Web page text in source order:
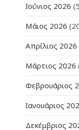
Ιούνιος 2026
Μάιος 2026
Απρίλιος 2026
Μάρτιος 2026
Φεβρουάριος
Ιανουάριος
Δεκέμβριος